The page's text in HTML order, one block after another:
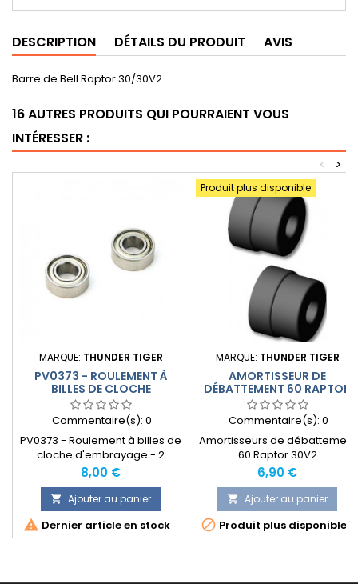
DESCRIPTION DÉTAILS DU PRODUIT AVIS
Barre de Bell Raptor 30/30V2
16 AUTRES PRODUITS QUI POURRAIENT VOUS
INTÉRESSER :
>
<
MARQUE: THUNDER TIGER
PV0373 - ROULEMENT À
BILLES DE CLOCHE
D'EMBRAYAGE
Commentaire(s): 0
PV0373 - Roulement à billes de
cloche d'embrayage - 2
pièces
Prix
8,00 €
 Ajouter au panier
 Dernier article en stock
Produit plus disponible
MARQUE: THUNDER TIGER
AMORTISSEUR DE
DÉBATTEMENT 60 RAPTOR
30V2
Commentaire(s): 0
Amortisseurs de débattement
60 Raptor 30V2
Prix
6,90 €
 Ajouter au panier
 Produit plus disponible